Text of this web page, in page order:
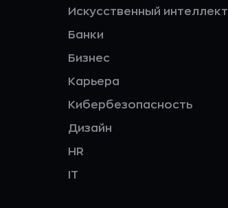
Искусственный интеллект
Банки
Бизнес
Карьера
Кибербезопасность
Дизайн
HR
IT